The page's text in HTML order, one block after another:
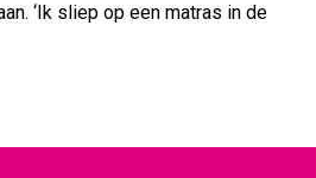
‘Ik sliep op een matras in de